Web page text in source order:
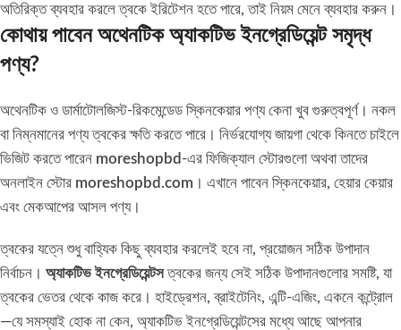
অতিরিক্ত ব্যবহার করলে ত্বকে ইরিটেশন হতে পারে, তাই নিয়ম মেনে ব্যবহার করুন।
কোথায় পাবেন অথেনটিক অ্যাকটিভ ইনগ্রেডিয়েন্ট সমৃদ্ধ
পণ্য?
অথেনটিক ও ডার্মাটোলজিস্ট-রিকমেন্ডেড স্কিনকেয়ার পণ্য কেনা খুব গুরুত্বপূর্ণ। নকল
বা নিম্নমানের পণ্য ত্বকের ক্ষতি করতে পারে। নির্ভরযোগ্য জায়গা থেকে কিনতে চাইলে
ভিজিট করতে পারেন moreshopbd -এর ফিজিক্যাল স্টোরগুলো অথবা তাদের
অনলাইন স্টোর moreshopbd.com । এখানে পাবেন স্কিনকেয়ার, হেয়ার কেয়ার
এবং মেকআপের আসল পণ্য।
ত্বকের যত্নে শুধু বাহ্যিক কিছু ব্যবহার করলেই হবে না, প্রয়োজন সঠিক উপাদান
নির্বাচন। অ্যাকটিভ ইনগ্রেডিয়েন্টসত্বকের জন্য সেই সঠিক উপাদানগুলোর সমষ্টি, যা
ত্বকের ভেতর থেকে কাজ করে। হাইড্রেশন, ব্রাইটেনিং, এন্টি-এজিং, একনে কন্ট্রোল
—যে সমস্যাই হোক না কেন, অ্যাকটিভ ইনগ্রেডিয়েন্টসের মধ্যে আছে আপনার